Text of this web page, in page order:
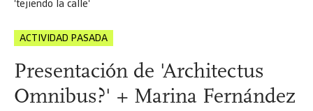
'tejiendo la calle'
ACTIVIDAD PASADA
Presentación de 'Architectus
Omnibus?' + Marina Fernández